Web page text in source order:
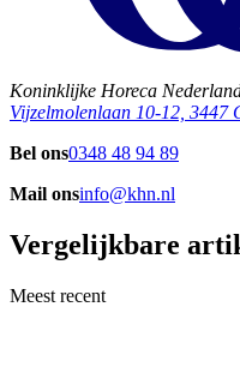
Koninklijke Horeca
Vijzelmolenlaan 10-12, 3447
Bel ons0348 48 94 89
Mail onsinfo@khn.nl
Vergelijkbare
Meest recent